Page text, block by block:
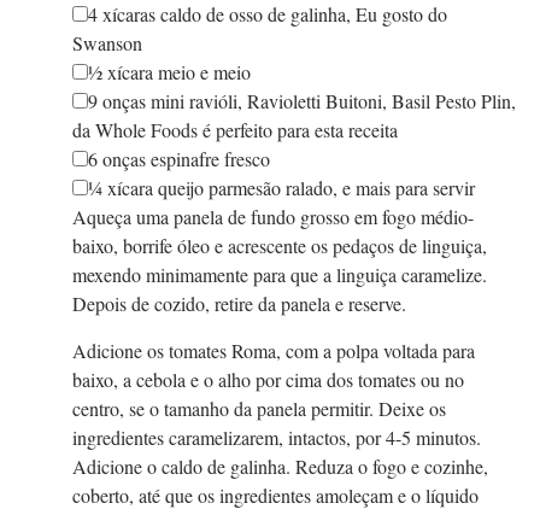
4xícarascaldo de osso de galinha, Eu gosto do
Swanson
½xícarameio e meio
9onçasmini ravióli, Ravioletti Buitoni, Basil Pesto Plin,
da Whole Foods é perfeito para esta receita
6onçasespinafre fresco
¼xícaraqueijo parmesão ralado, e mais para servir
Aqueça uma panela de fundo grosso em fogo médio-
baixo, borrife óleo e acrescente os pedaços de linguiça,
mexendo minimamente para que a linguiça caramelize.
Depois de cozido, retire da panela e reserve.
Adicione os tomates Roma, com a polpa voltada para
baixo, a cebola e o alho por cima dos tomates ou no
centro, se o tamanho da panela permitir. Deixe os
ingredientes caramelizarem, intactos, por 4-5 minutos.
Adicione o caldo de galinha. Reduza o fogo e cozinhe,
coberto, até que os ingredientes amoleçam e o líquido